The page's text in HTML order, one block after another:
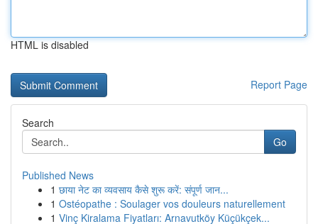
HTML is disabled
Report Page
Search
Go
Published News
1 छाया नेट का व्यवसाय कैसे शुरू करें: संपूर्ण जान...
1 Ostéopathe : Soulager vos douleurs naturellement
1 Vinç Kiralama Fiyatları: Arnavutköy Küçükçek...